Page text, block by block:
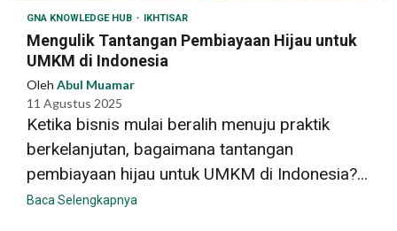
GNA KNOWLEDGE HUB IKHTISAR
Mengulik Tantangan Pembiayaan Hijau untuk
UMKM di Indonesia
Oleh Abul Muamar
11 Agustus 2025
Ketika bisnis mulai beralih menuju praktik
berkelanjutan, bagaimana tantangan
pembiayaan hijau untuk UMKM di Indonesia?...
Baca Selengkapnya